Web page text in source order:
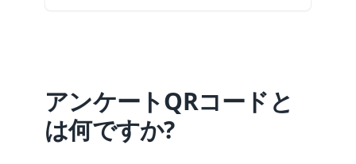
アンケートQRコードと
は何ですか?